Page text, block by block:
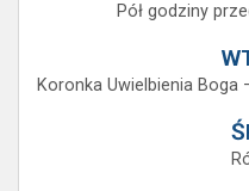
Pół godziny
Koronka Uwielbienia Boga